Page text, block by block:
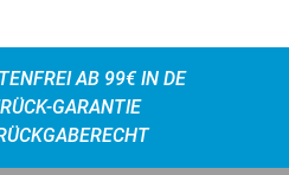
AB 99€ IN DE
GARANTIE